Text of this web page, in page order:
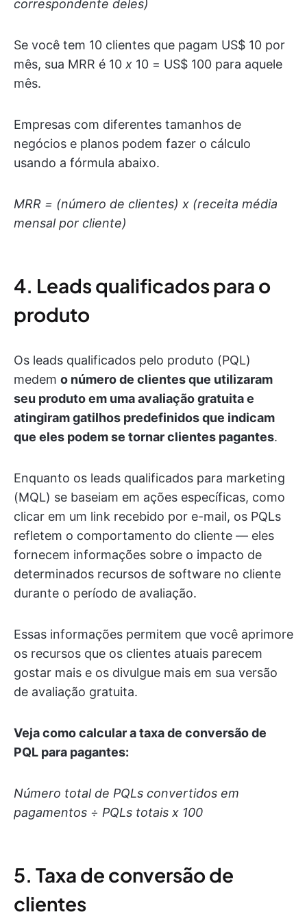
correspondente deles)
Se você tem 10 clientes que pagam US$ 10 por
mês, sua MRR é 10 x 10 = US$ 100 para aquele
mês.
Empresas com diferentes tamanhos de
negócios e planos podem fazer o cálculo
usando a fórmula abaixo.
MRR = (número de clientes) x (receita média
mensal por cliente)
4. Leads qualificados para o
produto
Os leads qualificados pelo produto (PQL)
medem o número de clientes que utilizaram
seu produto em uma avaliação gratuita e
atingiram gatilhos predefinidos que indicam
que eles podem se tornar clientes pagantes.
Enquanto os leads qualificados para marketing
(MQL) se baseiam em ações específicas, como
clicar em um link recebido por e-mail, os PQLs
refletem o comportamento do cliente — eles
fornecem informações sobre o impacto de
determinados recursos de software no cliente
durante o período de avaliação.
Essas informações permitem que você aprimore
os recursos que os clientes atuais parecem
gostar mais e os divulgue mais em sua versão
de avaliação gratuita.
Veja como calcular a taxa de conversão de
PQL para pagantes:
Número total de PQLs convertidos em
pagamentos ÷ PQLs totais x 100
5. Taxa de conversão de
clientes